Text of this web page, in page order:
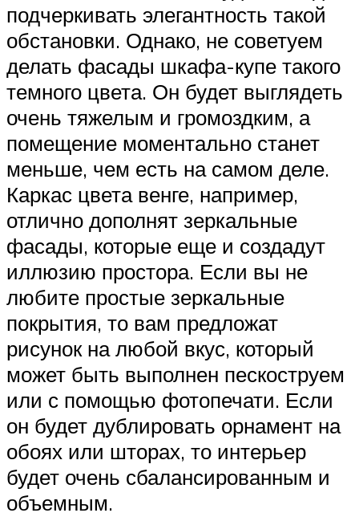
подчеркивать элегантность такой
обстановки. Однако, не советуем
делать фасады шкафа-купе такого
темного цвета. Он будет выглядеть
очень тяжелым и громоздким, а
помещение моментально станет
меньше, чем есть на самом деле.
Каркас цвета венге, например,
отлично дополнят зеркальные
фасады, которые еще и создадут
иллюзию простора. Если вы не
любите простые зеркальные
покрытия, то вам предложат
рисунок на любой вкус, который
может быть выполнен пескоструем
или с помощью фотопечати. Если
он будет дублировать орнамент на
обоях или шторах, то интерьер
будет очень сбалансированным и
объемным.